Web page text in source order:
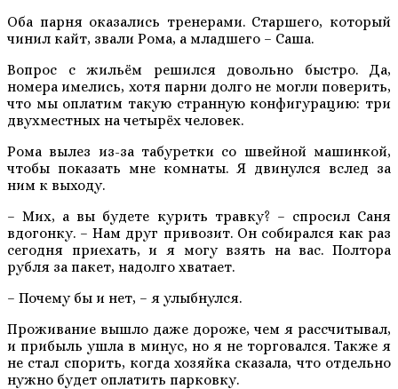
Оба парня оказались тренерами. Старшего, который
чинил кайт, звали Рома, а младшего – Саша.
Вопрос с жильём решился довольно быстро. Да,
номера имелись, хотя парни долго не могли поверить,
что мы оплатим такую странную конфигурацию: три
двухместных на четырёх человек.
Рома вылез из-за табуретки со швейной машинкой,
чтобы показать мне комнаты. Я двинулся вслед за
ним к выходу.
– Мих, а вы будете курить травку? – спросил Саня
вдогонку. – Нам друг привозит. Он собирался как раз
сегодня приехать, и я могу взять на вас. Полтора
рубля за пакет, надолго хватает.
– Почему бы и нет, – я улыбнулся.
Проживание вышло даже дороже, чем я рассчитывал,
и прибыль ушла в минус, но я не торговался. Также я
не стал спорить, когда хозяйка сказала, что отдельно
нужно будет оплатить парковку.